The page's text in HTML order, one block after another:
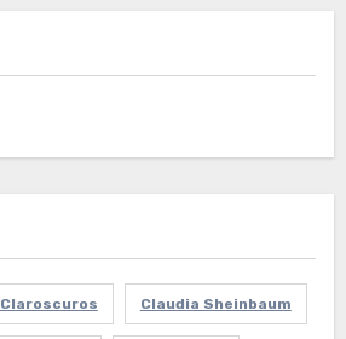
Claroscuros Claudia Sheinbaum